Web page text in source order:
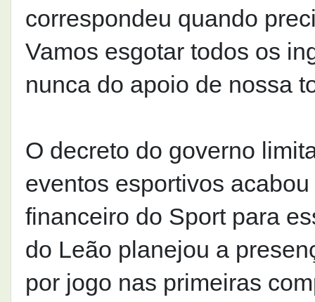
correspondeu quando
Vamos esgotar todos os
nunca do apoio de nossa
O decreto do governo
eventos esportivos
financeiro do Sport para
do Leão planejou a
por jogo nas primeiras